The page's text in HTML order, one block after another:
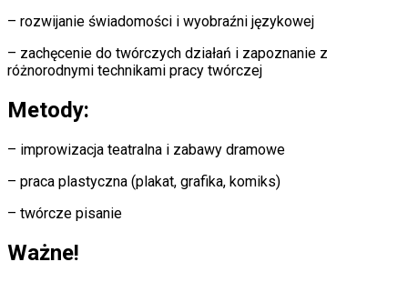
– rozwijanie świadomości i wyobraźni językowej
– zachęcenie do twórczych działań i zapoznanie z
różnorodnymi technikami pracy twórczej
Metody:
– improwizacja teatralna i zabawy dramowe
– praca plastyczna (plakat, grafika, komiks)
– twórcze pisanie
Ważne!